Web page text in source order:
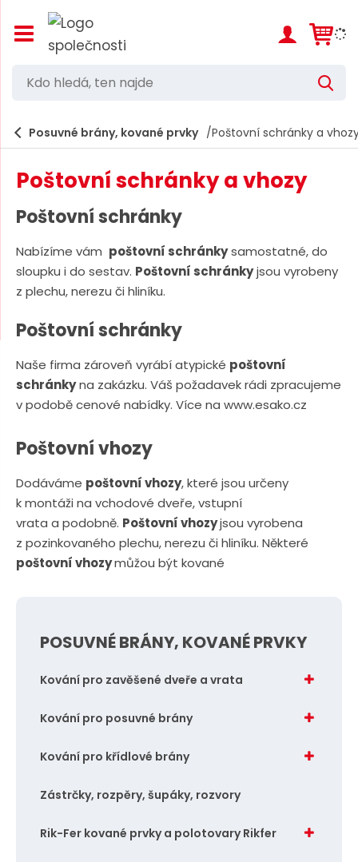
Z
o
t
/
ý
t
a
v
m
n
u
h
e
d
t
e
n
a
d
V
e
d
Posuvné brány, kované prvky Poštovní schránky a
Poštovní schránky a vhozy
Poštovní schránky
Nabízíme vám poštovní schránkysamostatné, do
sloupku i do sestav. Poštovní schránkyjsou vyrobeny
z plechu, nerezu či hliníku.
Poštovní schránky
Naše firma zároveň vyrábí atypické poštovní
schránkyna zakázku. Váš požadavek rádi zpracujeme
v podobě cenové nabídky. Více na www.esako.cz
Poštovní vhozy
Dodáváme poštovní vhozy, které jsou určeny
k montáži na vchodové dveře, vstupní
vrata a podobně. Poštovní vhozyjsou vyrobena
z pozinkovaného plechu, nerezu či hliníku. Některé
poštovní vhozymůžou být kované
POSUVNÉ BRÁNY, KOVANÉ PRVKY
Kování pro zavěšené dveře a vrata
Kování pro posuvné brány
Kování pro křídlové brány
Zástrčky, rozpěry, šupáky, rozvory
Rik-Fer kované prvky a polotovary Rikfer